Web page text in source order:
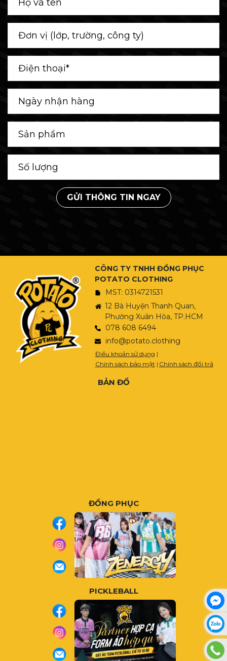
GỬI THÔNG TIN NGAY
CÔNG TY TNHH ĐỒNG PHỤC
POTATO CLOTHING
MST: 0314721531
12 Bà Huyện Thanh Quan,
Phường Xuân Hòa, TP.HCM
078 608 6494
info@potato.clothing
Điều khoản sử dụng |
Chính sách bảo mật | Chính sách đổi trả
BẢN ĐỒ
ĐỒNG PHỤC
PICKLEBALL